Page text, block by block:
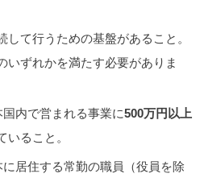
して行うための基盤があること。
いずれかを満たす必要がありま
国内で営まれる事業に500万円以上
いること。
に居住する常勤の職員（役員を除